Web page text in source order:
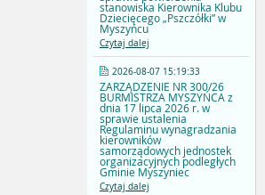
stanowiska Kierownika Klubu
Dziecięcego „Pszczółki” w
Myszyńcu
Czytaj dalej
2026-08-07 15:19:33
ZARZĄDZENIE NR 300/26
BURMISTRZA MYSZYŃCA z
dnia 17 lipca 2026 r. w
sprawie ustalenia
Regulaminu wynagradzania
kierowników
samorządowych jednostek
organizacyjnych podległych
Gminie Myszyniec
Czytaj dalej